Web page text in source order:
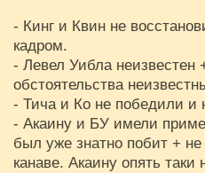
- Кинг и Квин не
кадром.
- Левел Уибла неизвестен
обстоятельства
- Тича и Ко не победили
- Акаину и БУ имели
был уже знатно побит +
канаве. Акаину опять